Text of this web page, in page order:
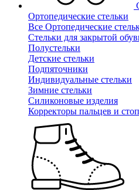
Ортопедические стельки
Все Ортопедические
Стельки для закрытой
Полустельки
Детские стельки
Подпяточники
Индивидуальные стельки
Зимние стельки
Силиконовые изделия
Корректоры пальцев и